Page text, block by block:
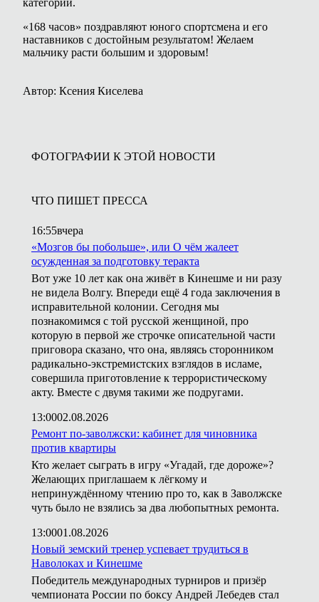
категории.
«168 часов» поздравляют юного спортсмена и его
наставников с достойным результатом! Желаем
мальчику расти большим и здоровым!
Автор: Ксения Киселева
ФОТОГРАФИИ К ЭТОЙ НОВОСТИ
ЧТО ПИШЕТ ПРЕССА
16:55вчера
«Мозгов бы побольше», или О чём жалеет
осужденная за подготовку теракта
Вот уже 10 лет как она живёт в Кинешме и ни разу
не видела Волгу. Впереди ещё 4 года заключения в
исправительной колонии. Сегодня мы
познакомимся с той русской женщиной, про
которую в первой же строчке описательной части
приговора сказано, что она, являясь сторонником
радикально-экстремистских взглядов в исламе,
совершила приготовление к террористическому
акту. Вместе с двумя такими же подругами.
13:0002.08.2026
Ремонт по-заволжски: кабинет для чиновника
против квартиры
Кто желает сыграть в игру «Угадай, где дороже»?
Желающих приглашаем к лёгкому и
непринуждённому чтению про то, как в Заволжске
чуть было не взялись за два любопытных ремонта.
13:0001.08.2026
Новый земский тренер успевает трудиться в
Наволоках и Кинешме
Победитель международных турниров и призёр
чемпионата России по боксу Андрей Лебедев стал